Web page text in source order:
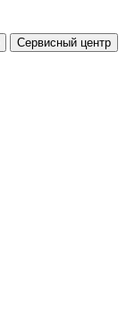
Сервисный центр